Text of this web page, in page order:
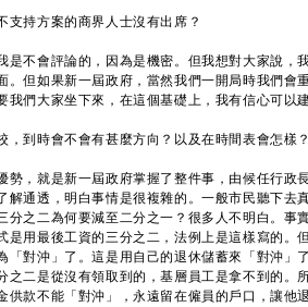
支持方案的商界人士沒有出席？
是不會評論的，因為是機密。但我想對大家說，
。但如果新一屆政府，當然我們一開局時我們會
我們大家坐下來，在這個基礎上，我有信心可以
，到時會不會有甚麼方向？以及在時間表會怎樣
勢，就是新一屆政府掌握了整件事，由候任行政
解通透，明白事情是很複雜的。一般市民聽下去
分之二為何要減至二分之一？很多人不明白。事
是用最後工資的三分之二，法例上是這樣寫的。
「對沖」了。這是用自己的退休儲蓄來「對沖」
之二是從沒有領取到的，基層員工是拿不到的。
供款不能「對沖」，永遠留在僱員的戶口，讓他